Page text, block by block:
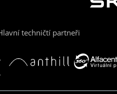
techničtí partneři